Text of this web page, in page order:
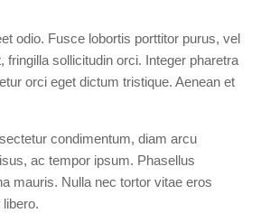
odio. Fusce lobortis porttitor purus, vel
sollicitudin orci. Integer pharetra
orci eget dictum tristique. Aenean et
condimentum, diam arcu
ac tempor ipsum. Phasellus
mauris. Nulla nec tortor vitae eros